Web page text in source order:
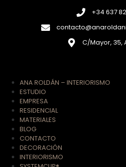
+34 637
C/Mayor, 35,
ANA ROLDÁN – INTERIORISMO
ESTUDIO
EMPRESA
RESIDENCIAL
MATERIALES
BLOG
CONTACTO
DECORACIÓN
INTERIORISMO